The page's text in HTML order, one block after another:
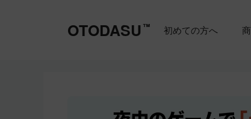
OTODASU ™ 初めての方へ